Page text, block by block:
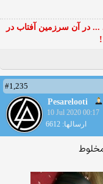
در آن سرزمین آفتاب در
#1,235
Pesarelooti
10 Jul 2020 00:17
ارسالها: 6612